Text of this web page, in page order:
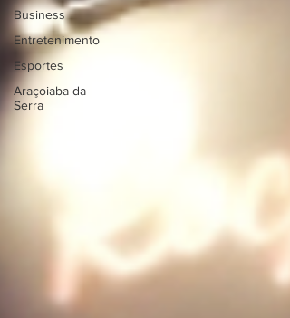
Business
Entretenimento
Esportes
Araçoiaba da
Serra